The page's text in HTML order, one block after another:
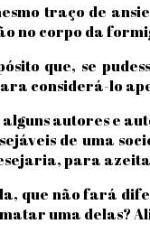
traço de
no corpo da
que, se
considerá-lo
autores e
de uma
para
que não fará
uma delas?